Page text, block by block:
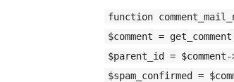
function
$comment =
$parent_id =
$spam_confirmed =